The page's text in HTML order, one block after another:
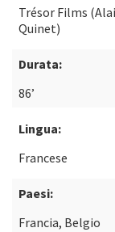
Trésor Films
Quinet)
Durata:
86’
Lingua:
Francese
Paesi:
Francia, Belgio